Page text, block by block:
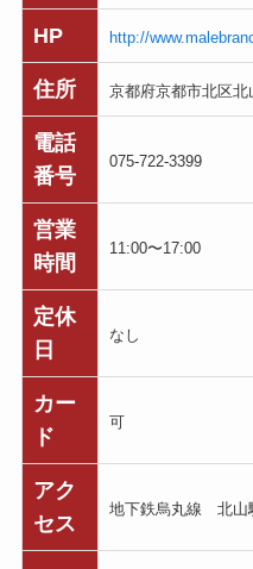
HP http://
住所 京都府京都市北区
電話
番号
075-722-3399
営業
時間
11:00〜17:00
定休
日
なし
カー
ド
可
アク
セス
地下鉄烏丸線 北